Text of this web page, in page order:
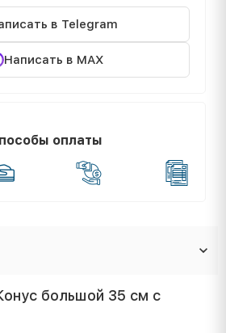
в Telegram
Написать в MAX
оплаты
большой 35 см с